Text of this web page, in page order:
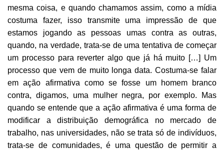
mesma coisa, e quando chamamos assim, como a mídia
costuma fazer, isso transmite uma impressão de que
estamos jogando as pessoas umas contra as outras,
quando, na verdade, trata-se de uma tentativa de começar
um processo para reverter algo que já há muito […] Um
processo que vem de muito longa data. Costuma-se falar
em ação afirmativa como se fosse um homem branco
contra, digamos, uma mulher negra, por exemplo. Mas
quando se entende que a ação afirmativa é uma forma de
modificar a distribuição demográfica no mercado de
trabalho, nas universidades, não se trata só de indivíduos,
trata-se de comunidades, é uma questão de permitir a